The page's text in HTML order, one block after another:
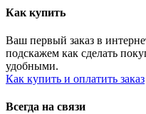
Как купить
Ваш первый заказ в
подскажем как сделать
удобными.
Как купить и оплатить заказ
Всегда на связи